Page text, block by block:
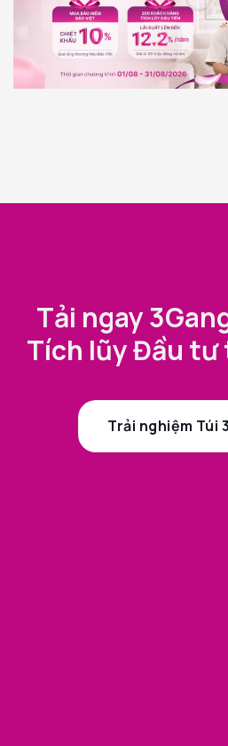
Tải ngay
Tích lũy Đầu tư
Trải nghiệm Túi